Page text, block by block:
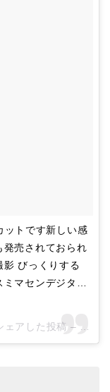
トです新しい感
発売されておられ
影 びっくりする
マセンデジタ…
アした投稿 –